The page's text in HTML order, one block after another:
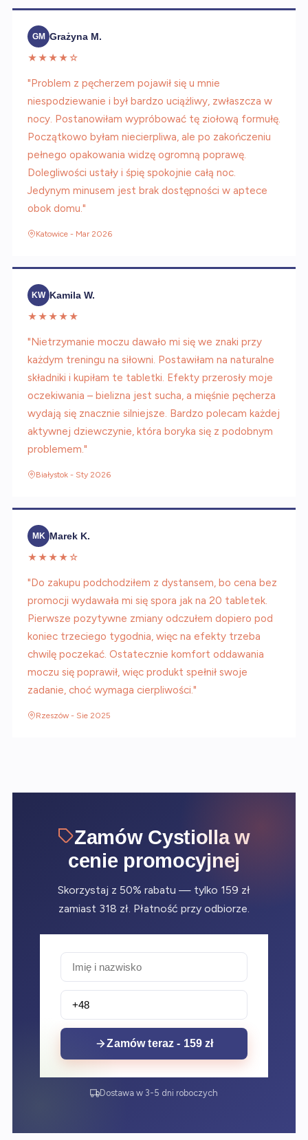
GM Grażyna M.
★★★★☆
"Problem z pęcherzem pojawił się u mnie
niespodziewanie i był bardzo uciążliwy, zwłaszcza w
nocy. Postanowiłam wypróbować tę ziołową formułę.
Początkowo byłam niecierpliwa, ale po zakończeniu
pełnego opakowania widzę ogromną poprawę.
Dolegliwości ustały i śpię spokojnie całą noc.
Jedynym minusem jest brak dostępności w aptece
obok domu."
Katowice - Mar 2026
KW Kamila W.
★★★★★
"Nietrzymanie moczu dawało mi się we znaki przy
każdym treningu na siłowni. Postawiłam na naturalne
składniki i kupiłam te tabletki. Efekty przerosły moje
oczekiwania – bielizna jest sucha, a mięśnie pęcherza
wydają się znacznie silniejsze. Bardzo polecam każdej
aktywnej dziewczynie, która boryka się z podobnym
problemem."
Białystok - Sty 2026
MK Marek K.
★★★★☆
"Do zakupu podchodziłem z dystansem, bo cena bez
promocji wydawała mi się spora jak na 20 tabletek.
Pierwsze pozytywne zmiany odczułem dopiero pod
koniec trzeciego tygodnia, więc na efekty trzeba
chwilę poczekać. Ostatecznie komfort oddawania
moczu się poprawił, więc produkt spełnił swoje
zadanie, choć wymaga cierpliwości."
Rzeszów - Sie 2025
Zamów Cystiolla w
cenie promocyjnej
Skorzystaj z 50% rabatu — tylko 159 zł
zamiast 318 zł. Płatność przy odbiorze.
Zamów teraz - 159 zł
Dostawa w 3-5 dni roboczych